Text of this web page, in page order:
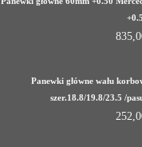
Panewki główne wału
szer.18.8/19.8/23.5 /